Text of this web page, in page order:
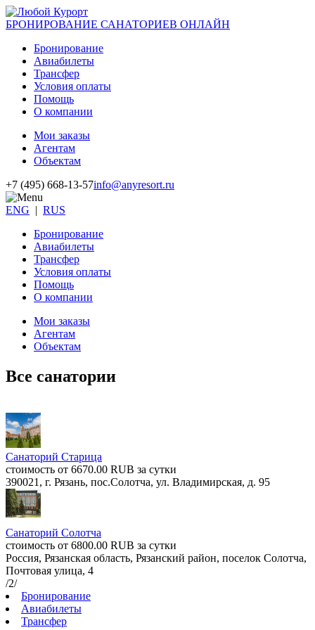
БРОНИРОВАНИЕ САНАТОРИЕВ ОНЛАЙН
Бронирование
Авиабилеты
Трансфер
Условия оплаты
Помощь
О компании
Мои заказы
Агентам
Объектам
+7 (495) 668-13-57info@anyresort.ru
ENG | RUS
Бронирование
Авиабилеты
Трансфер
Условия оплаты
Помощь
О компании
Мои заказы
Агентам
Объектам
Все санатории
Санаторий Старица
стоимость от 6670.00 RUB за сутки
390021, г. Рязань, пос.Солотча, ул. Владимирская, д. 95
Санаторий Солотча
стоимость от 6800.00 RUB за сутки
Россия, Рязанская область, Рязанский район, поселок Солотча,
Почтовая улица, 4
/2/
Бронирование
Авиабилеты
Трансфер